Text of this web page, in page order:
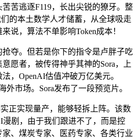
苦逃逐F119，长出尖锐的獠牙。整
的本土数学人才储蓄，从全球吸走
说，算法不单影响Token成本！
夺。但若是你下的指令是卢胖子吃
愿者，被传得神乎其神的Sora，上
，OpenAI估值冲破万亿美元。
外市场。Sora发布了一段预览片。
实现量产，能够轻拆上阵。该数
剧，由于我们跟进不了，而是控
、煤炭专家、医药专家、各类行业